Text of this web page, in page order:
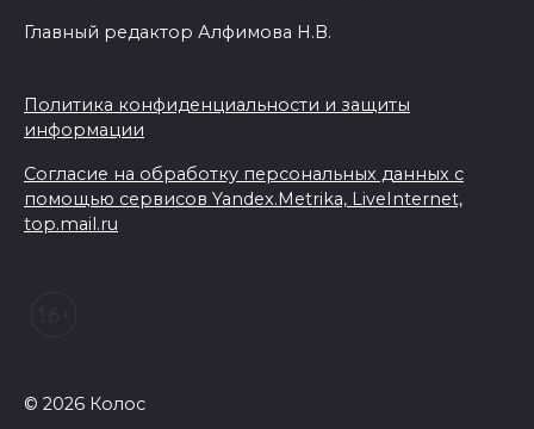
накроет Ростов-на-Дону 8
августа
08 августа 2026 09:23
Главный редактор Алфимова Н.В.
Политика конфиденциальности и защиты
информации
Согласие на обработку персональных данных с
помощью сервисов Yandex.Metrika, LiveInternet,
top.mail.ru
© 2026 Колос